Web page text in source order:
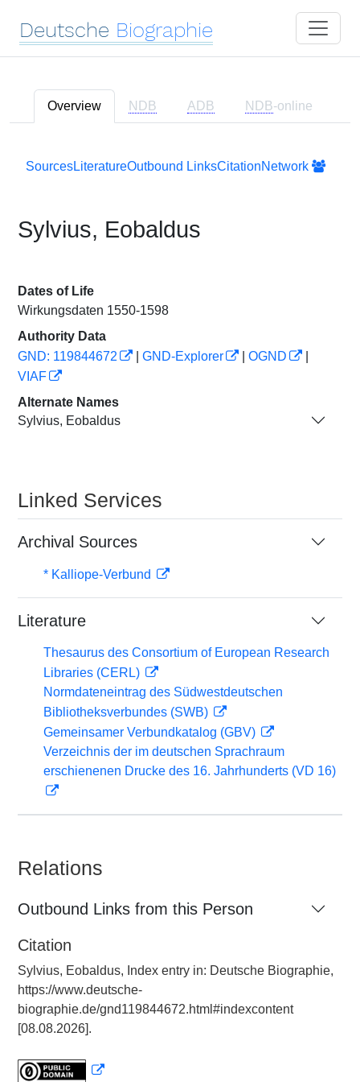
Deutsche Biographie
Overview NDB ADB NDB-online
SourcesLiteratureOutbound LinksCitationNetwork
Sylvius, Eobaldus
Dates of Life
Wirkungsdaten 1550-1598
Authority Data
GND: 119844672
GND-Explorer OGND
VIAF
Alternate Names
Sylvius, Eobaldus
Linked Services
Archival Sources
* Kalliope-Verbund
Literature
Thesaurus des Consortium of European Research
Libraries (CERL)
Normdateneintrag des Südwestdeutschen
Bibliotheksverbundes (SWB)
Gemeinsamer Verbundkatalog (GBV)
Verzeichnis der im deutschen Sprachraum
erschienenen Drucke des 16. Jahrhunderts (VD 16)
Relations
Outbound Links from this Person
Citation
Sylvius, Eobaldus, Index entry in: Deutsche Biographie,
https://www.deutsche-
biographie.de/gnd119844672.html#indexcontent
[08.08.2026].